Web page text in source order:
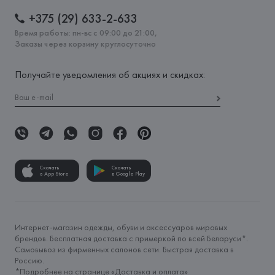
+375 (29) 633-2-633
Время работы: пн-вс с 09:00 до 21:00,
Заказы через корзину круглосуточно
Получайте уведомления об акциях и скидках:
Скачать
в App Store
Скачать
в Google Play
Интернет-магазин одежды, обуви и аксессуаров мировых
брендов. Бесплатная доставка с примеркой по всей Беларуси*.
Самовывоз из фирменных салонов сети. Быстрая доставка в
Россию.
*Подробнее на странице «Доставка и оплата»